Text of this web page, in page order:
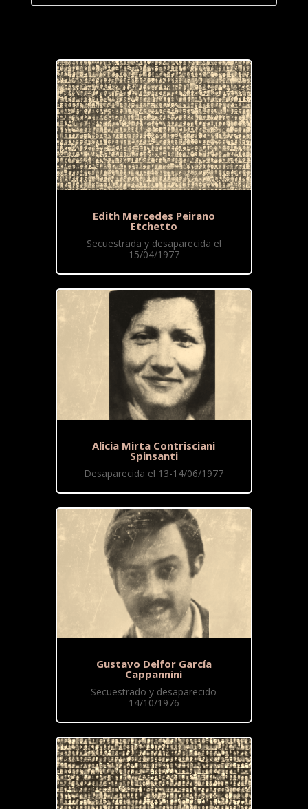
Edith Mercedes Peirano
Etchetto
Secuestrada y desaparecida el
15/04/1977
Alicia Mirta Contrisciani
Spinsanti
Desaparecida el 13-14/06/1977
Gustavo Delfor García
Cappannini
Secuestrado y desaparecido
14/10/1976